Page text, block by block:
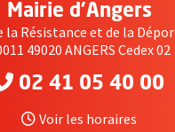
Mairie d'Angers
la Résistance et de la
49020 ANGERS Cedex 02
02 41 05 40 00
Voir les horaires